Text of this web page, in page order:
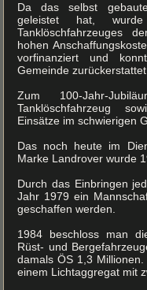
Da das selbst
geleistet hat,
Tanklöschfahrzeuges
hohen
vorfinanziert und
Gemeinde
Zum 100-Jahr-
Tanklöschfahrzeug
Einsätze im schwierigen
Das noch heute im
Marke Landrover wurde
Durch das Einbringen
Jahr 1979 ein
geschaffen werden.
1984 beschloss man
Rüst- und
damals ÖS 1,3
einem Lichtaggregat mit